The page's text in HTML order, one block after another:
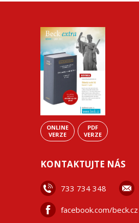
ONLINE
VERZE
PDF
VERZE
KONTAKTUJTE NÁS
733 734 348
facebook.com/beck.cz